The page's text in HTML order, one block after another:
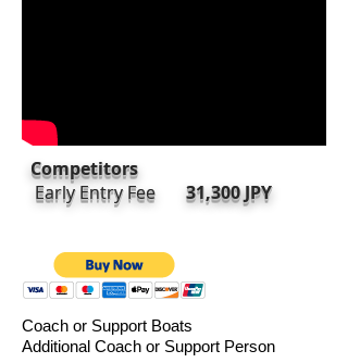
Competitors
Early Entry Fee
31,300 JPY
Coach or Support Boats
Additional Coach or Support Person